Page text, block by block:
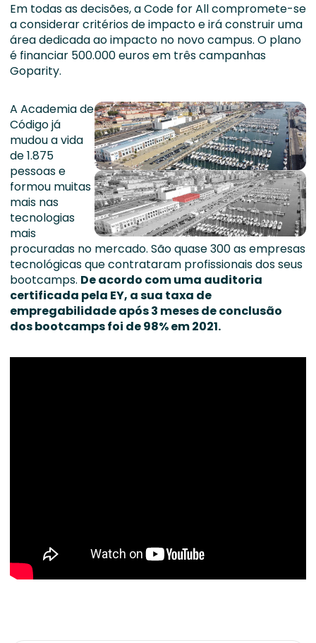
Em todas as decisões, a Code for All compromete-se
a considerar critérios de impacto e irá construir uma
área dedicada ao impacto no novo campus. O plano
é financiar 500.000 euros em três campanhas
Goparity.
A Academia de
Código já
mudou a vida
de 1.875
pessoas e
formou muitas
mais nas
tecnologias
mais
procuradas no mercado. São quase 300 as empresas
tecnológicas que contrataram profissionais dos seus
bootcamps. De acordo com uma auditoria
certificada pela EY, a sua taxa de
empregabilidade após 3 meses de conclusão
dos bootcamps foi de 98% em 2021.